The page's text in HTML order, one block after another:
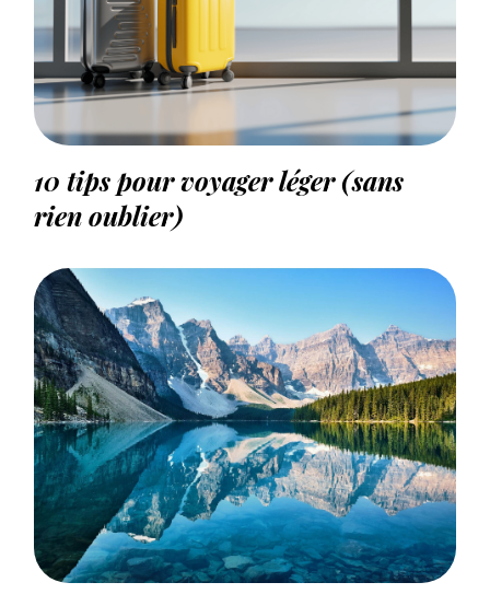
10 tips pour voyager léger (sans
rien oublier)